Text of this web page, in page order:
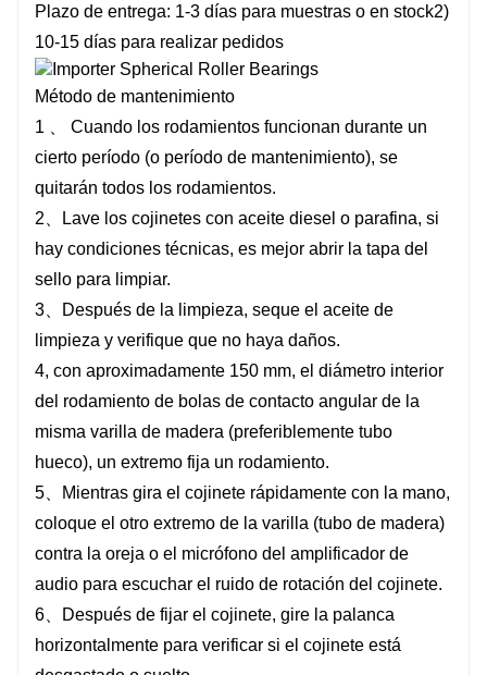
Plazo de entrega: 1-3 días para muestras o en stock2)
10-15 días para realizar pedidos
Método de mantenimiento
1 、 Cuando los rodamientos funcionan durante un
cierto período (o período de mantenimiento), se
quitarán todos los rodamientos.
2、Lave los cojinetes con aceite diesel o parafina, si
hay condiciones técnicas, es mejor abrir la tapa del
sello para limpiar.
3、Después de la limpieza, seque el aceite de
limpieza y verifique que no haya daños.
4, con aproximadamente 150 mm, el diámetro interior
del rodamiento de bolas de contacto angular de la
misma varilla de madera (preferiblemente tubo
hueco), un extremo fija un rodamiento.
5、Mientras gira el cojinete rápidamente con la mano,
coloque el otro extremo de la varilla (tubo de madera)
contra la oreja o el micrófono del amplificador de
audio para escuchar el ruido de rotación del cojinete.
6、Después de fijar el cojinete, gire la palanca
horizontalmente para verificar si el cojinete está